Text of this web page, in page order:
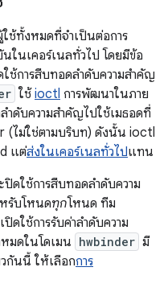
ช้ทั้งหมดที่จำเป็นต่อการ
ในเคอร์เนลทั่วไป โดยมีข้อ
ช้การสืบทอดลําดับความสําคัญ
ใช้ ioctl การพัฒนาในภาย
าดับความสําคัญไปใช้เมธอดที่
(ไม่ใช่ตามบริบท) ดังนั้น ioctl
แต่ส่งในเคอร์เนลทั่วไปแทน
ดใช้การสืบทอดลําดับความ
รับโหนดทุกโหนด ทีม
ดใช้การรับค่าลําดับความ
มดในโดเมน hwbinder มี
กันนี้ ให้เลือกการ